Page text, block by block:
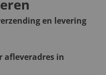
en levering
afleveradres in